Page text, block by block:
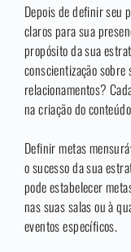
Depois de definir seu
claros para sua
propósito da sua
conscientização
relacionamentos?
na criação do
Definir metas
o sucesso da sua
pode estabelecer
nas suas salas ou à
eventos específicos.